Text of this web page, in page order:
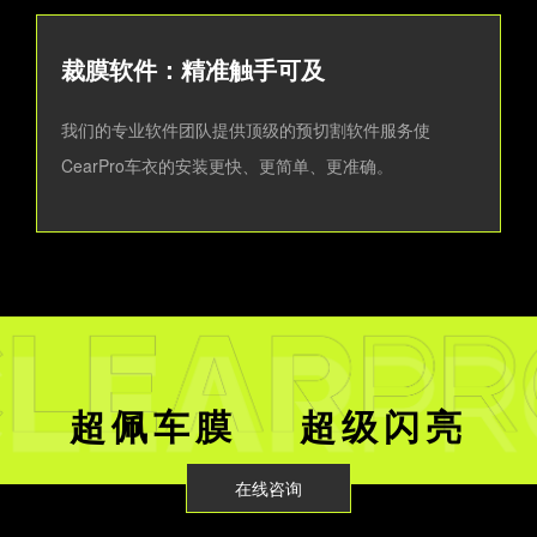
裁膜软件：精准触手可及
我们的专业软件团队提供顶级的预切割软件服务使
CearPro车衣的安装更快、更简单、更准确。
超佩车膜 超级闪亮
在线咨询